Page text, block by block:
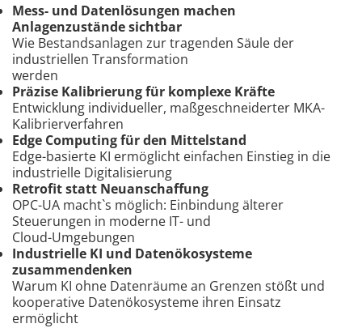
Mess- und Datenlösungen machen
Anlagenzustände sichtbar
Wie Bestandsanlagen zur tragenden Säule der
industriellen Transformation
werden
Präzise Kalibrierung für komplexe Kräfte
Entwicklung individueller, maßgeschneiderter MKA-
Kalibrierverfahren
Edge Computing für den Mittelstand
Edge-basierte KI ermöglicht einfachen Einstieg in die
industrielle Digitalisierung
Retrofit statt Neuanschaffung
OPC-UA macht`s möglich: Einbindung älterer
Steuerungen in moderne IT- und
Cloud-Umgebungen
Industrielle KI und Datenökosysteme
zusammendenken
Warum KI ohne Datenräume an Grenzen stößt und
kooperative Datenökosysteme ihren Einsatz
ermöglicht